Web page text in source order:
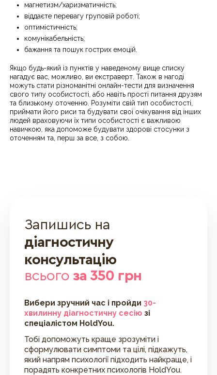
магнетизм/харизматичність;
віддаєте перевагу груповій роботі;
оптимістичність;
комунікабельність;
бажання та пошук гострих емоцій.
Якщо будь-який із пунктів у наведеному вище списку
нагадує вас, можливо, ви екстраверт. Також в нагоді
можуть стати різноманітні онлайн-тести для визначення
свого типу особистості, або навіть прості питання друзям
та близькому оточенню. Розуміти свій тип особистості,
приймати його риси та будувати свої очікування від інших
людей враховуючи їх типи особистості є важливою
навичкою, яка допоможе будувати здорові стосунки з
оточенням та, перш за все, з собою.
Запишись на
діагностичну
консультацію
всього за 350 грн
Вибери зручний час і пройди 30-
хвилинну діагностичну сесію зі
спеціалістом HoldYou.
Тобі допоможуть краще зрозуміти і
сформулювати симптоми та цілі, підкажуть,
який напрям психології підходить найкраще, і
порадять конкретних психологів HoldYou.